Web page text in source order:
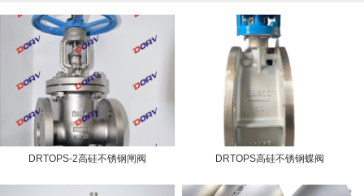
DRTOPS-2高硅不锈钢闸阀 DRTOPS高硅不锈钢蝶阀